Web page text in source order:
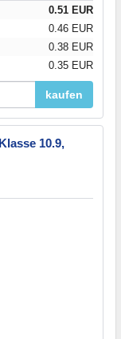
0.51 EUR
0.46 EUR
0.38 EUR
0.35 EUR
kaufen
10.9,